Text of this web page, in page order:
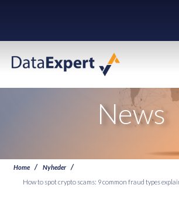
News
Home
Nyheder
How to spot crypto scams: 9 common fraud types